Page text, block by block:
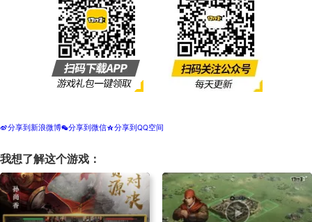
t分享到新浪微博w分享到微信z分享到QQ空间
我想了解这个游戏：